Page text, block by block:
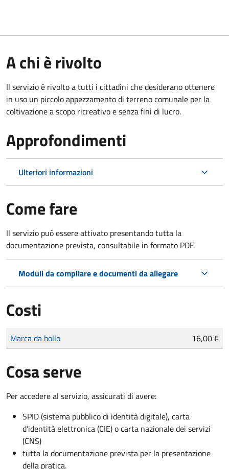
A chi è rivolto
Il servizio è rivolto a tutti i cittadini che desiderano ottenere
in uso un piccolo appezzamento di terreno comunale per la
coltivazione a scopo ricreativo e senza fini di lucro.
Approfondimenti
Ulteriori informazioni
Come fare
Il servizio può essere attivato presentando tutta la
documentazione prevista, consultabile in formato PDF.
Moduli da compilare e documenti da allegare
Costi
Tipo di pagamento
Importo
Marca da bollo 16,00 €
Cosa serve
Per accedere al servizio, assicurati di avere:
SPID (sistema pubblico di identità digitale), carta
d’identità elettronica (CIE) o carta nazionale dei servizi
(CNS)
tutta la documentazione prevista per la presentazione
della pratica.